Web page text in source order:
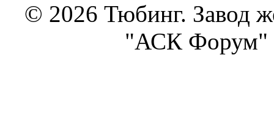
© 2026 Тюбинг. Завод
"АСК Форум"